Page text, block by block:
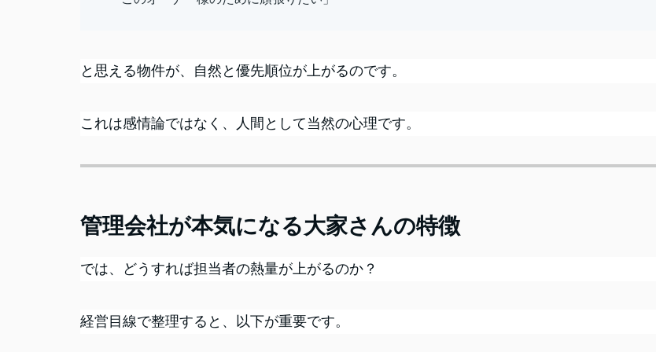
と思える物件が、自然と優先順位が上がるのです。
これは感情論ではなく、人間として当然の心理です。
管理会社が本気になる大家さんの特徴
では、どうすれば担当者の熱量が上がるのか？
経営目線で整理すると、以下が重要です。